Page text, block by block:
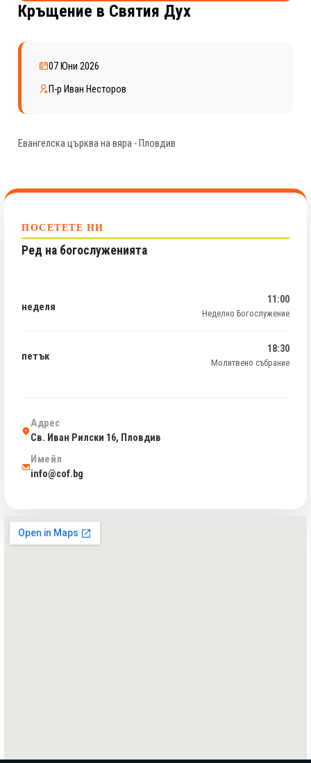
Кръщение в Святия Дух
07 Юни 2026
П-р Иван Несторов
Евангелска църква на вяра - Пловдив
ПОСЕТЕТЕ НИ
Ред на богослуженията
неделя
11:00
Неделно Богослужение
петък
18:30
Молитвено събрание
Адрес
Св. Иван Рилски 16, Пловдив
Имейл
info@cof.bg